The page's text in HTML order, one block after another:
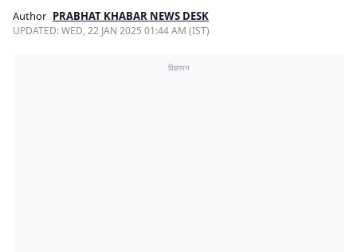
Author PRABHAT KHABAR NEWS DESK
UPDATED:WED, 22 JAN 2025 01:44 AM (IST)
विज्ञापन